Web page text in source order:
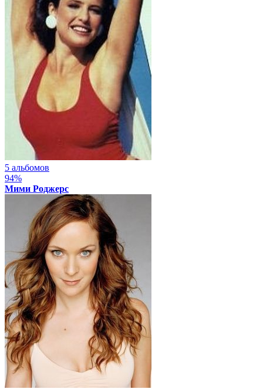
5 альбомов
94%
Мими Роджерс